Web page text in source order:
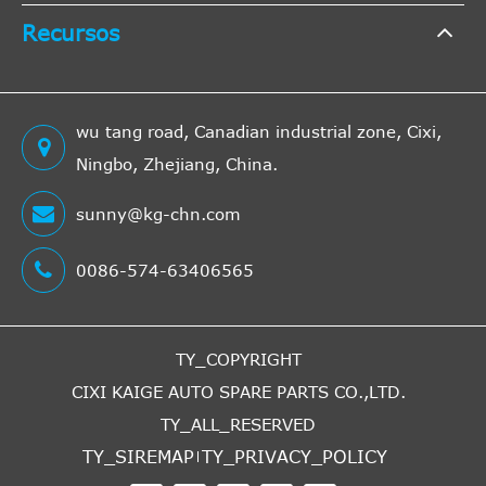
Recursos
wu tang road, Canadian industrial zone, Cixi,
Ningbo, Zhejiang, China.
sunny@kg-chn.com
0086-574-63406565
TY_COPYRIGHT
CIXI KAIGE AUTO SPARE PARTS CO.,LTD.
TY_ALL_RESERVED
TY_SIREMAP TY_PRIVACY_POLICY